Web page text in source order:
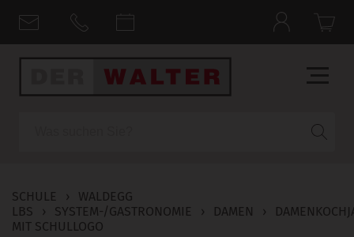
SCHULE ›
WALDEGG
LBS
› SYSTEM-/GASTRONOMIE › DAMEN ›
MIT SCHULLOGO